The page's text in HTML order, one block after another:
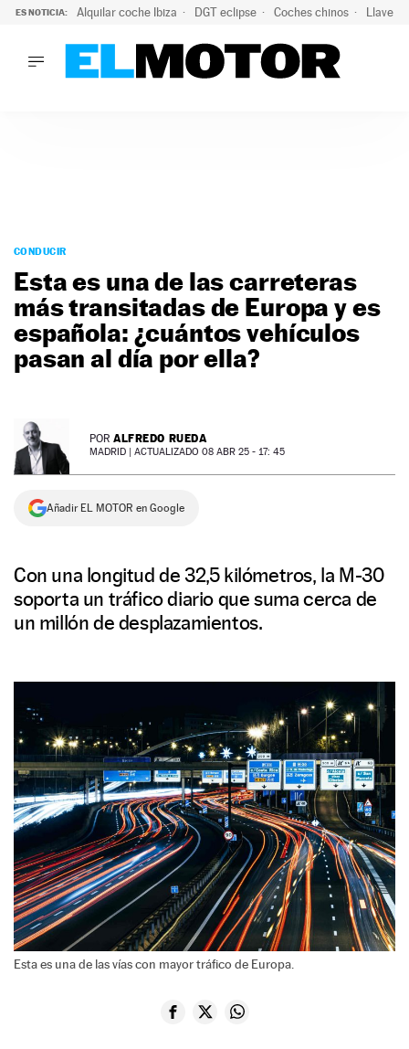
ES NOTICIA: Alquilar coche Ibiza DGT eclipse Coches chinos Llaves
PODCAST
MOTOS
TECNOLOGÍA
MOTORTV
PREMIOS
NEWSLETTER
CONDUCIR
Esta es una de las carreteras
más transitadas de Europa y es
española: ¿cuántos vehículos
pasan al día por ella?
POR ALFREDO RUEDA
MADRID | ACTUALIZADO 08 ABR 25 - 17: 45
Añadir EL MOTOR en Google
Con una longitud de 32,5 kilómetros, la M-30
soporta un tráfico diario que suma cerca de
un millón de desplazamientos.
Esta es una de las vías con mayor tráfico de Europa.